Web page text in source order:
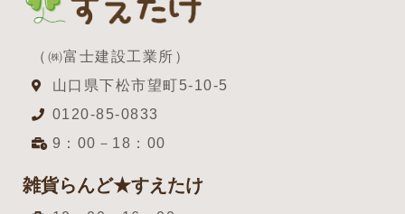
（㈱富士建設工業所）
山口県下松市望町5-10-5
0120-85-0833
9：00－18：00
雑貨らんど★すえたけ